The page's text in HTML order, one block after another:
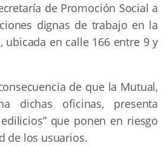
de Promoción Social a
dignas de trabajo en la
ubicada en calle 166 entre 9 y
de que la Mutual,
dichas oficinas, presenta
que ponen en riesgo
de los usuarios.